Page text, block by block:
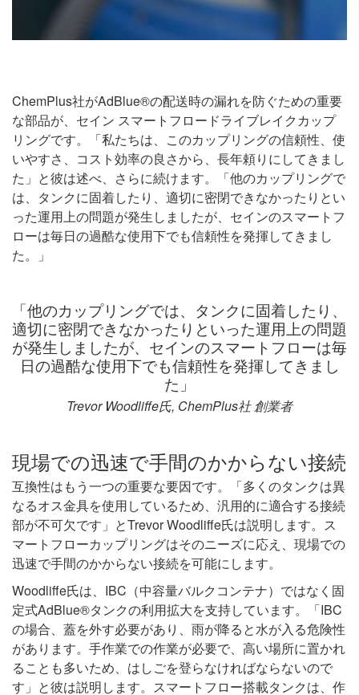
ChemPlus社がAdBlue®の配送時の漏れを防ぐための重要
な部品が、セイン スマートフロードライブレイクカップ
リングです。「私たちは、このカップリングの信頼性、使
いやすさ、コスト効率の良さから、長年頼りにしてきまし
た」と彼は述べ、さらに続けます。「他のカップリングで
は、タンクに固着したり、適切に密閉できなかったりとい
った運用上の問題が発生しましたが、セインのスマートフ
ローは毎日の過酷な使用下でも信頼性を発揮してきまし
た。」
「他のカップリングでは、タンクに固着したり、
適切に密閉できなかったりといった運用上の問題
が発生しましたが、セインのスマートフローは毎
日の過酷な使用下でも信頼性を発揮してきまし
た」
Trevor Woodliffe氏, ChemPlus社 創業者
現場での迅速で手間のかからない接続
互換性はもう一つの重要な要因です。「多くのタンクは異
なるオス金具を使用しているため、汎用的に適合する接続
部が不可欠です」とTrevor Woodliffe氏は説明します。ス
マートフローカップリングはそのニーズに応え、現場での
迅速で手間のかからない接続を可能にします。
Woodliffe氏は、IBC（中容量バルクコンテナ）ではなく固
定式AdBlue®タンクの利用拡大を支持しています。「IBC
の場合、蓋を外す必要があり、雨が降ると水が入る危険性
があります。手作業での作業が必要で、高い場所に置かれ
ることも多いため、はしごを登らなければならないので
す」と彼は説明します。スマートフロー搭載タンクは、作